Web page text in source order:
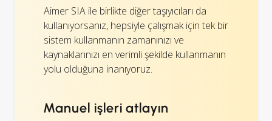
Aimer SIA ile birlikte diğer taşıyıcıları da
kullanıyorsanız, hepsiyle çalışmak için tek bir
sistem kullanmanın zamanınızı ve
kaynaklarınızı en verimli şekilde kullanmanın
yolu olduğuna inanıyoruz.
Manuel işleri atlayın